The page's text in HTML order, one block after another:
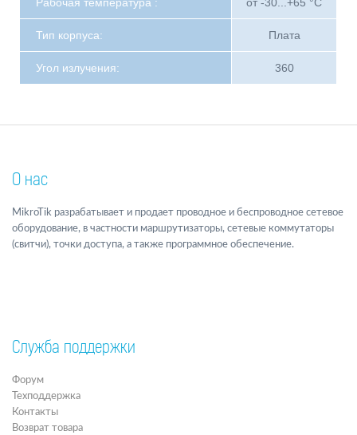
Рабочая температура : от -30...+65 °C
Тип корпуса: Плата
Угол излучения: 360
О нас
MikroTik разрабатывает и продает проводное и беспроводное сетевое
оборудование, в частности маршрутизаторы, сетевые коммутаторы
(свитчи), точки доступа, а также программное обеспечение.
Служба поддержки
Форум
Техподдержка
Контакты
Возврат товара